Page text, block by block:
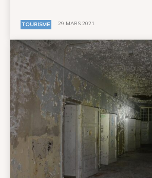
TOURISME 29 MARS 2021